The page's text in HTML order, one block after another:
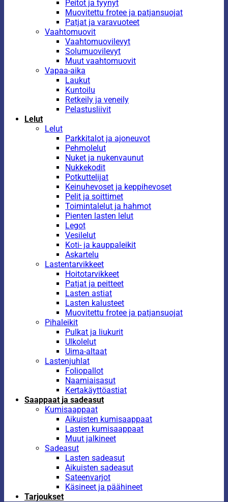
Peitot ja tyynyt
Muovitettu frotee ja patjansuojat
Patjat ja varavuoteet
Vaahtomuovit
Vaahtomuovilevyt
Solumuovilevyt
Muut vaahtomuovit
Vapaa-aika
Laukut
Kuntoilu
Retkeily ja veneily
Pelastusliivit
Lelut
Lelut
Parkkitalot ja ajoneuvot
Pehmolelut
Nuket ja nukenvaunut
Nukkekodit
Potkuttelijat
Keinuhevoset ja keppihevoset
Pelit ja soittimet
Toimintalelut ja hahmot
Pienten lasten lelut
Legot
Vesilelut
Koti- ja kauppaleikit
Askartelu
Lastentarvikkeet
Hoitotarvikkeet
Patjat ja peitteet
Lasten astiat
Lasten kalusteet
Muovitettu frotee ja patjansuojat
Pihaleikit
Pulkat ja liukurit
Ulkolelut
Uima-altaat
Lastenjuhlat
Foliopallot
Naamiaisasut
Kertakäyttöastiat
Saappaat ja sadeasut
Kumisaappaat
Aikuisten kumisaappaat
Lasten kumisaappaat
Muut jalkineet
Sadeasut
Lasten sadeasut
Aikuisten sadeasut
Sateenvarjot
Käsineet ja päähineet
Tarjoukset